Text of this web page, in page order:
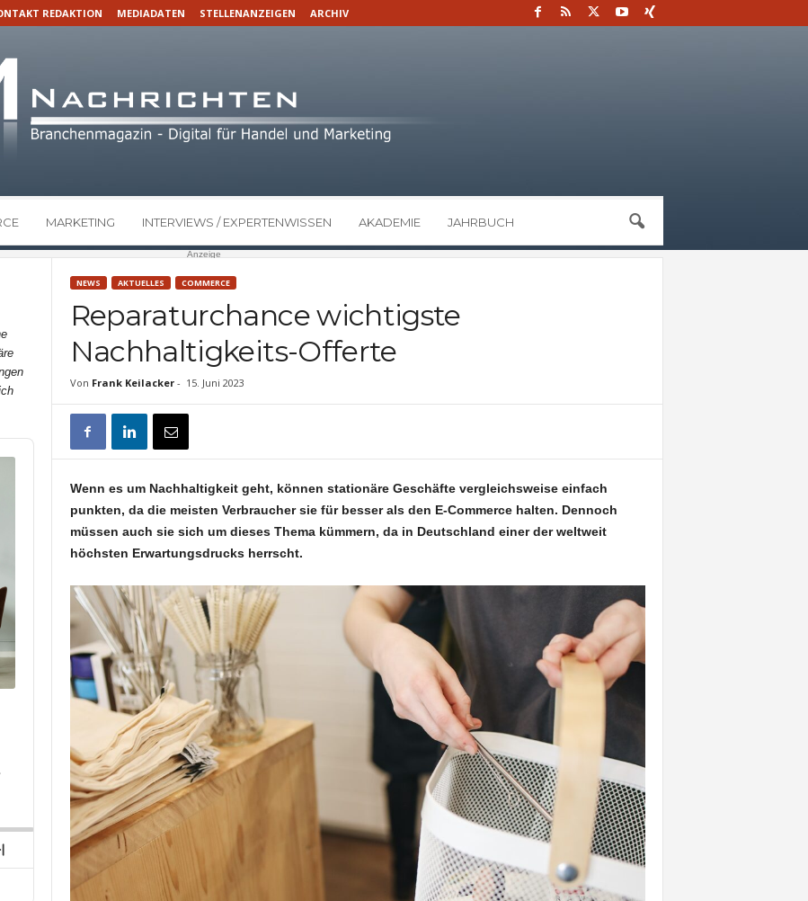
REDAKTION MEDIADATEN STELLENANZEIGEN ARCHIV
MARKETING INTERVIEWS / EXPERTENWISSEN AKADEMIE JAHRBUCH
Anzeige
NEWS AKTUELLES COMMERCE
Reparaturchance wichtigste
Nachhaltigkeits-Offerte
Von Frank Keilacker- 15. Juni 2023
Wenn es um Nachhaltigkeit geht, können stationäre Geschäfte vergleichsweise einfach
punkten, da die meisten Verbraucher sie für besser als den E-Commerce halten. Dennoch
müssen auch sie sich um dieses Thema kümmern, da in Deutschland einer der weltweit
höchsten Erwartungsdrucks herrscht.